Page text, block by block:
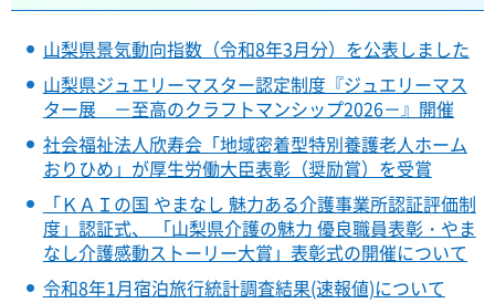
山梨県景気動向指数（令和8年3月分）を公表しました
山梨県ジュエリーマスター認定制度『ジュエリーマス
ター展 －至高のクラフトマンシップ2026－』開催
社会福祉法人欣寿会「地域密着型特別養護老人ホーム
おりひめ」が厚生労働大臣表彰（奨励賞）を受賞
「ＫＡＩの国 やまなし 魅力ある介護事業所認証評価制
度」認証式、 「山梨県介護の魅力 優良職員表彰・やま
なし介護感動ストーリー大賞」表彰式の開催について
令和8年1月宿泊旅行統計調査結果(速報値)について